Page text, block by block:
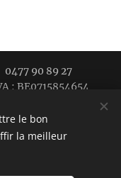
0477 90 89 27
Cookies
le bon
la meilleur